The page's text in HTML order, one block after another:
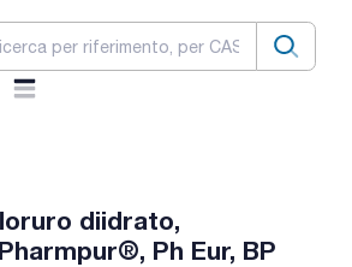
diidrato,
Ph Eur, BP